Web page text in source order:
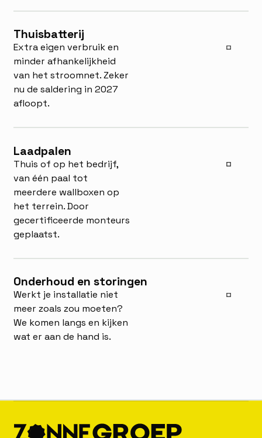
Thuisbatterij
Extra eigen verbruik en
minder afhankelijkheid
van het stroomnet. Zeker
nu de saldering in 2027
afloopt.
Laadpalen
Thuis of op het bedrijf,
van één paal tot
meerdere wallboxen op
het terrein. Door
gecertificeerde monteurs
geplaatst.
Onderhoud en storingen
Werkt je installatie niet
meer zoals zou moeten?
We komen langs en kijken
wat er aan de hand is.